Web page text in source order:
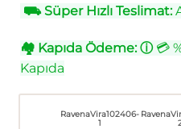
⛟Süper Hızlı Teslimat:
🏘 Kapıda Ödeme: ⓘ💳
Kapıda
RavenaVira102406-
1